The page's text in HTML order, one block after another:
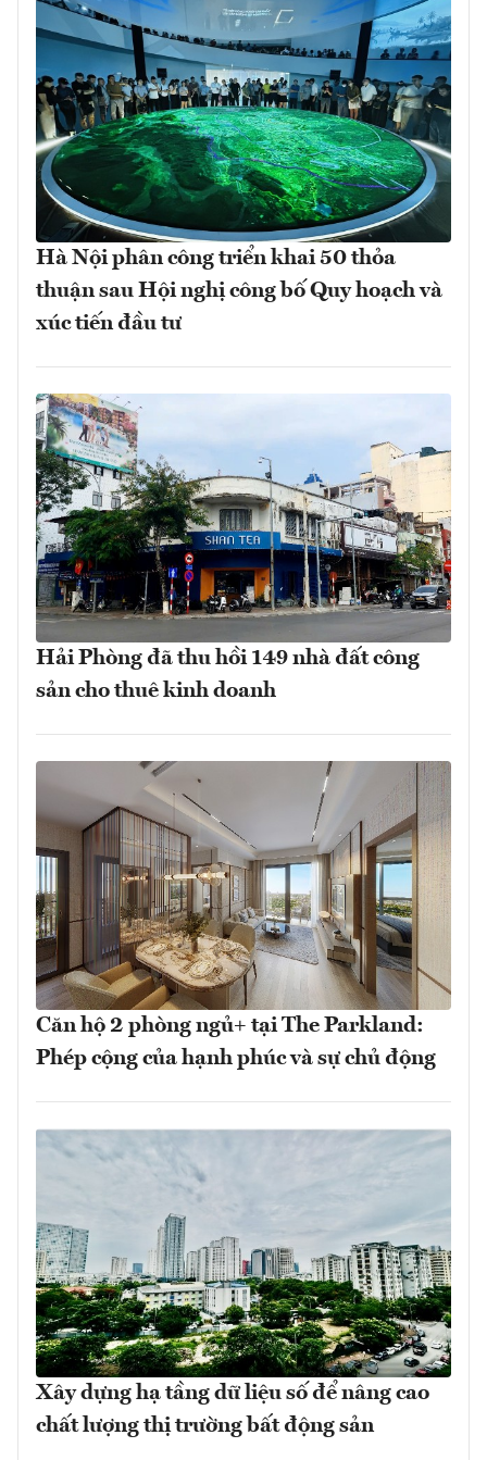
Hà Nội phân công triển khai 50 thỏa
thuận sau Hội nghị công bố Quy hoạch và
xúc tiến đầu tư
Hải Phòng đã thu hồi 149 nhà đất công
sản cho thuê kinh doanh
Căn hộ 2 phòng ngủ+ tại The Parkland:
Phép cộng của hạnh phúc và sự chủ động
Xây dựng hạ tầng dữ liệu số để nâng cao
chất lượng thị trường bất động sản